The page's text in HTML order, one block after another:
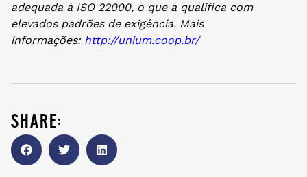
adequada à ISO 22000, o que a qualifica com
elevados padrões de exigência. Mais
informações: http://unium.coop.br/
share: